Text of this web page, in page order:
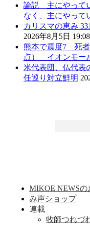
論説 主にやって
なく、主にやって
カリスマの恵み
2026年8月5日 19:08
熊本で震度7 死者
点） イオンモー
米代表団、仏代
任巡り対立鮮明
MIKOE NEWSの
み声ショップ
連載
牧師つれづ